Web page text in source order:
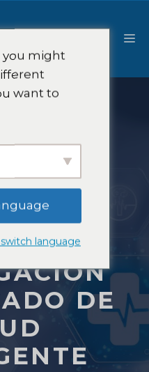
DE
you might
want to
language